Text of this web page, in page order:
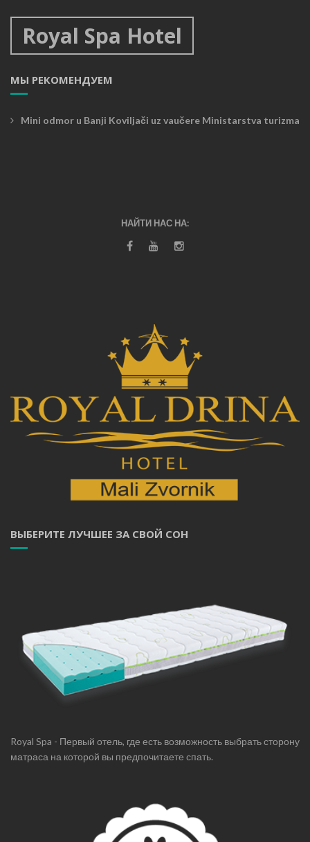
Royal Spa Hotel
МЫ РЕКОМЕНДУЕМ
Mini odmor u Banji Koviljači uz vaučere Ministarstva turizma
НАЙТИ НАС НА:
ВЫБЕРИТЕ ЛУЧШЕЕ ЗА СВОЙ СОН
Royal Spa - Первый отель, где есть возможность выбрать сторону
матраса на которой вы предпочитаете спать.